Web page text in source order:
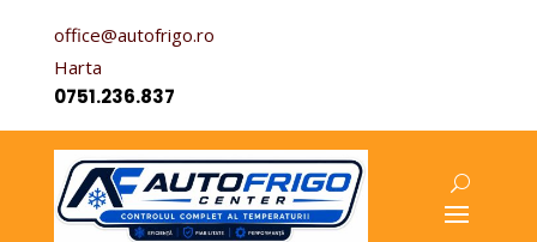
office@autofrigo.ro
Harta
0751.236.837